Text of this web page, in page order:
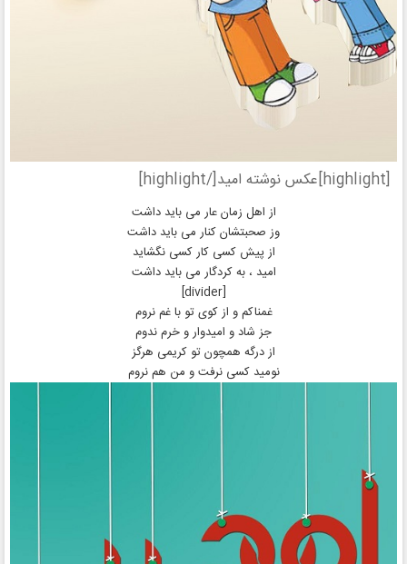
[highlight]عکس نوشته امید[/highlight]
از اهل زمان عار می باید داشت
وز صحبتشان کنار می باید داشت
از پیش کسی کار کسی نگشاید
امید ، به کردگار می باید داشت
[divider]
غمناکم و از کوی تو با غم نروم
جز شاد و امیدوار و خرم ندوم
از درگه همچون تو کریمی هرگز
نومید کسی نرفت و من هم نروم